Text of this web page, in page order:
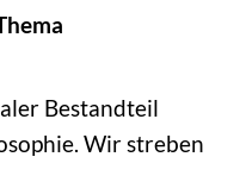
Bestandteil
Wir streben